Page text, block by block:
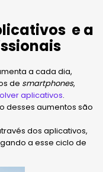
e a
a cada dia,
de smartphones,
aplicativos.
desses aumentos são
dos aplicativos,
a esse ciclo de